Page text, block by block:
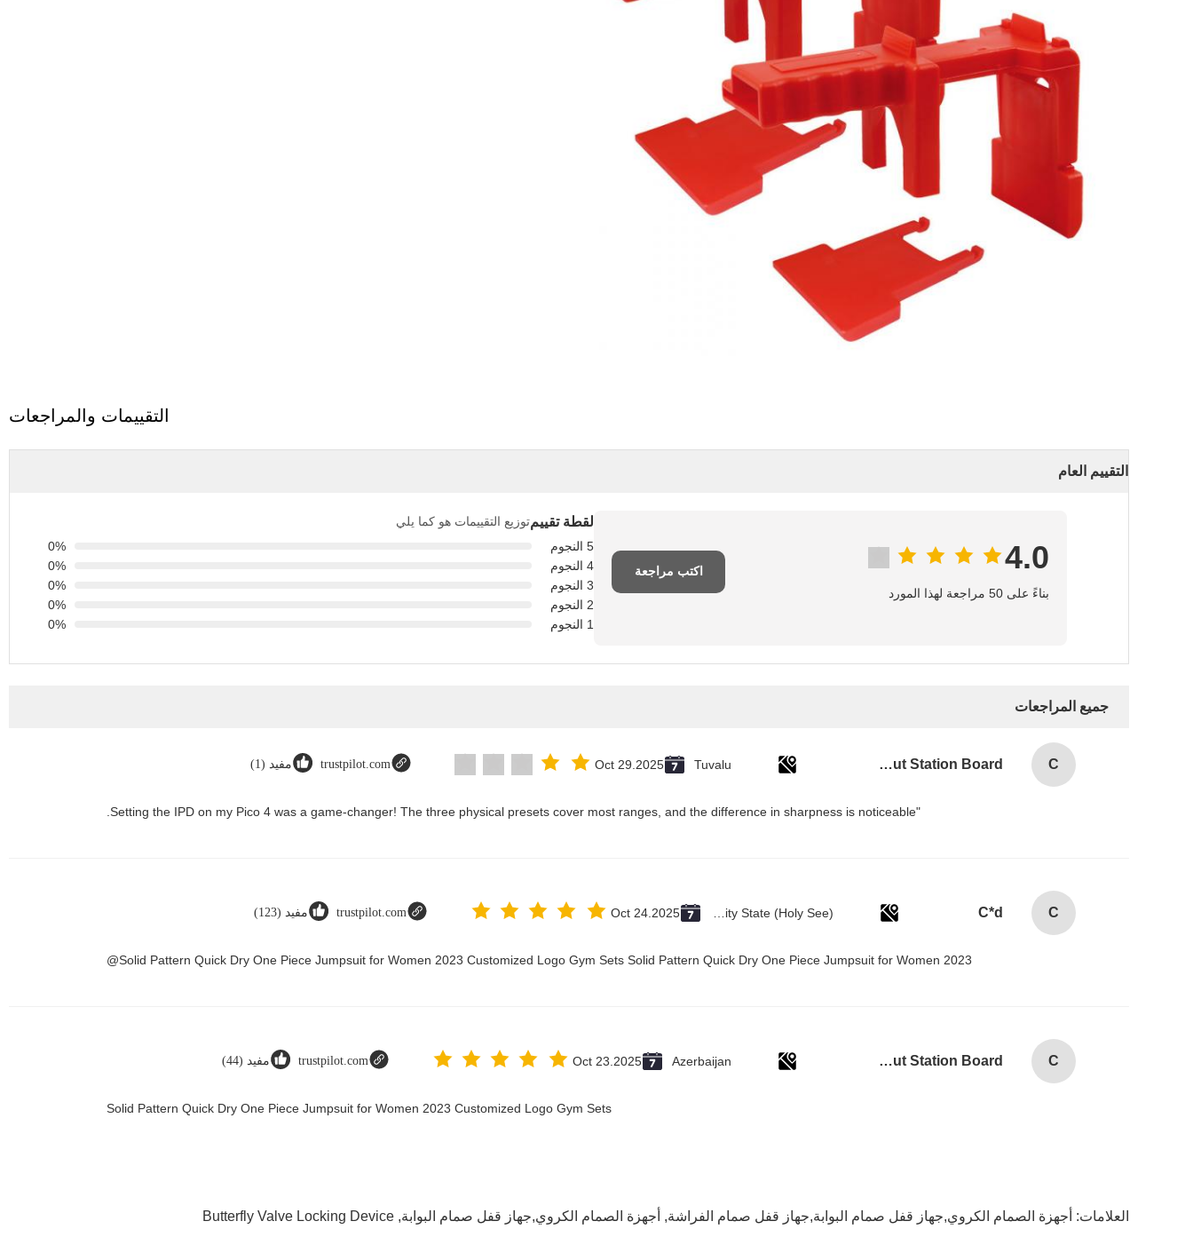
التقييمات والمراجعات
التقييم العام
4.0
بناءً على 50 مراجعة لهذا المورد
اكتب مراجعة
لقطة تقييمتوزيع التقييمات هو كما يلي
5 النجوم
0%
4 النجوم
0%
3 النجوم
0%
2 النجوم
0%
1 النجوم
0%
جميع المراجعات
C
Combination Abs Open Padlock Hasp Lockout Station Board
Tuvalu
Oct 29.2025
trustpilot.com مفيد (1)
"Setting the IPD on my Pico 4 was a game-changer! The three physical presets cover most ranges, and the difference in sharpness is noticeable.
C
C*d
Oct 24.2025
trustpilot.com مفيد (123)
Solid Pattern Quick Dry One Piece Jumpsuit for Women 2023 Customized Logo Gym Sets Solid Pattern Quick Dry One Piece Jumpsuit for Women 2023@
C
Combination Abs Open Padlock Hasp Lockout Station Board
Azerbaijan
Oct 23.2025
trustpilot.com مفيد (44)
Solid Pattern Quick Dry One Piece Jumpsuit for Women 2023 Customized Logo Gym Sets
العلامات: أجهزة الصمام الكروي,جهاز قفل صمام البوابة,جهاز قفل صمام الفراشة, أجهزة الصمام الكروي,جهاز قفل صمام البوابة,
Butterfly Valve Locking Device